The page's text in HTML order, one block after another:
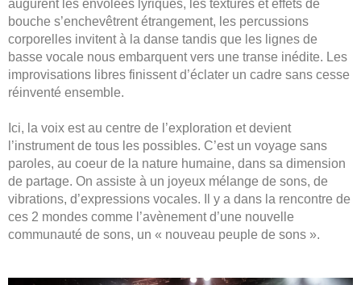
augurent les envolées lyriques, les textures et effets de
bouche s’enchevêtrent étrangement, les percussions
corporelles invitent à la danse tandis que les lignes de
basse vocale nous embarquent vers une transe inédite. Les
improvisations libres finissent d’éclater un cadre sans cesse
réinventé ensemble.
Ici, la voix est au centre de l’exploration et devient
l’instrument de tous les possibles. C’est un voyage sans
paroles, au coeur de la nature humaine, dans sa dimension
de partage. On assiste à un joyeux mélange de sons, de
vibrations, d’expressions vocales. Il y a dans la rencontre de
ces 2 mondes comme l’avènement d’une nouvelle
communauté de sons, un « nouveau peuple de sons ».